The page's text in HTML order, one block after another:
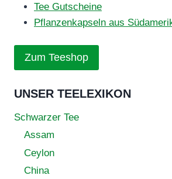
Tee Gutscheine
Pflanzenkapseln aus
Zum Teeshop
UNSER TEELEXIKON
Schwarzer Tee
Assam
Ceylon
China